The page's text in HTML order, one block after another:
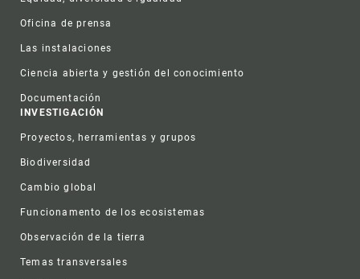
Oficina de prensa
Las instalaciones
Ciencia abierta y gestión del conocimiento
Documentación
INVESTIGACIÓN
Proyectos, herramientas y grupos
Biodiversidad
Cambio global
Funcionamento de los ecosistemas
Observación de la tierra
Temas transversales